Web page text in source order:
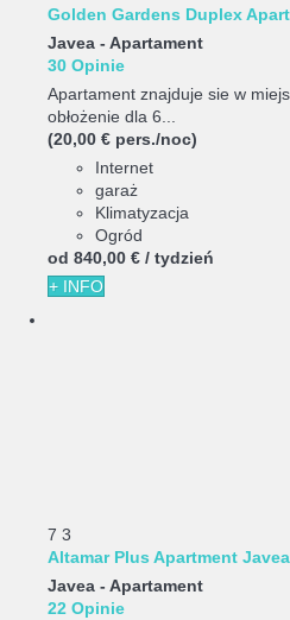
Golden Gardens Duplex
Javea - Apartament
30 Opinie
Apartament znajduje sie w
obłożenie dla 6...
(20,00 € pers./noc)
Internet
garaż
Klimatyzacja
Ogród
od 840,00 € / tydzień
+ INFO
7 3
Altamar Plus Apartment
Javea - Apartament
22 Opinie